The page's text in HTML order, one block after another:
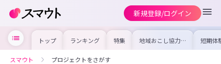
新規登録/ログイン
トップ ランキング 特集 地域おこし協力隊
の求人やイベント
を集めました！仕
短期体
り〜数
域を知
スマウト プロジェクトをさがす